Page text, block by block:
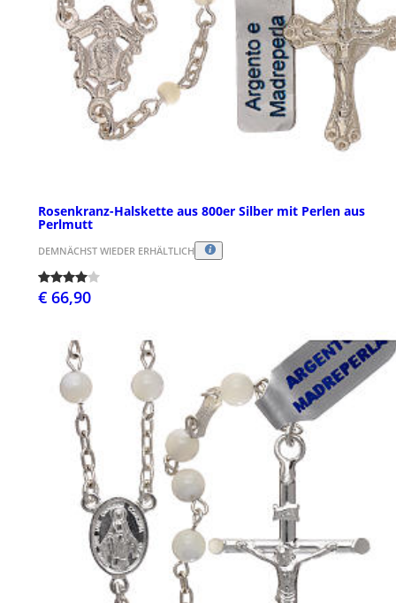
Rosenkranz-Halskette aus 800er Silber mit Perlen aus
Perlmutt
DEMNÄCHST WIEDER ERHÄLTLICH
€ 66,90